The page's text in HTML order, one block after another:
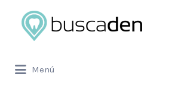
Buscar
por:
Menú
por: